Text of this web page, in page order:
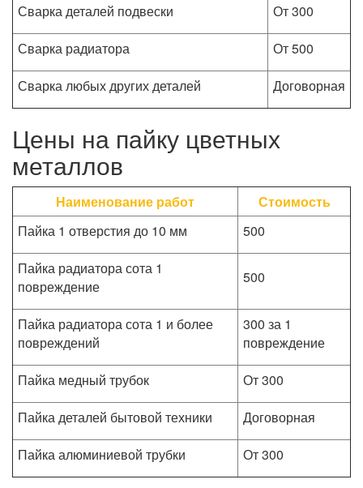
Сварка деталей подвески
От 300
Сварка радиатора
От 500
Сварка любых других деталей
Договорная
Цены на пайку цветных
металлов
Наименование работ
Стоимость
Пайка 1 отверстия до 10 мм
500
Пайка радиатора сота 1
повреждение
500
Пайка радиатора сота 1 и более
повреждений
300 за 1
повреждение
Пайка медный трубок
От 300
Пайка деталей бытовой техники
Договорная
Пайка алюминиевой трубки
От 300